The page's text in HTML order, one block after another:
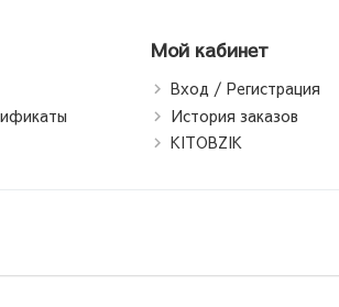
Мой кабинет
Вход / Регистрация
История заказов
KITOBZIK